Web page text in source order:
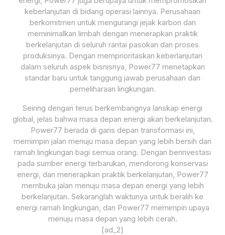
keberlanjutan di bidang operasi lainnya. Perusahaan
berkomitmen untuk mengurangi jejak karbon dan
meminimalkan limbah dengan menerapkan praktik
berkelanjutan di seluruh rantai pasokan dan proses
produksinya. Dengan memprioritaskan keberlanjutan
dalam seluruh aspek bisnisnya, Power77 menetapkan
standar baru untuk tanggung jawab perusahaan dan
pemeliharaan lingkungan.
Seiring dengan terus berkembangnya lanskap energi
global, jelas bahwa masa depan energi akan berkelanjutan.
Power77 berada di garis depan transformasi ini,
memimpin jalan menuju masa depan yang lebih bersih dan
ramah lingkungan bagi semua orang. Dengan berinvestasi
pada sumber energi terbarukan, mendorong konservasi
energi, dan menerapkan praktik berkelanjutan, Power77
membuka jalan menuju masa depan energi yang lebih
berkelanjutan. Sekaranglah waktunya untuk beralih ke
energi ramah lingkungan, dan Power77 memimpin upaya
menuju masa depan yang lebih cerah.
[ad_2]